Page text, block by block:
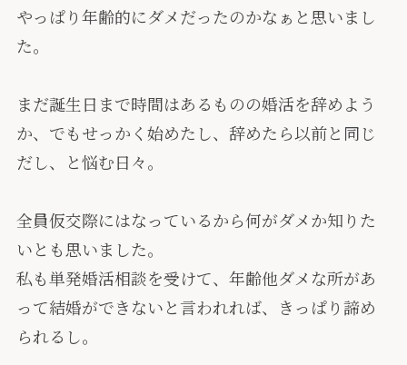
やっぱり年齢的にダメだったのかなぁと思いまし
た。
まだ誕生日まで時間はあるものの婚活を辞めよう
か、でもせっかく始めたし、辞めたら以前と同じ
だし、と悩む日々。
全員仮交際にはなっているから何がダメか知りた
いとも思いました。
私も単発婚活相談を受けて、年齢他ダメな所があ
って結婚ができないと言われれば、きっぱり諦め
られるし。